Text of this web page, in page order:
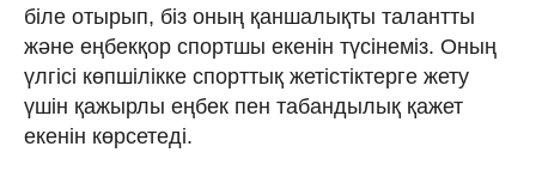
біле отырып, біз оның қаншалықты талантты
және еңбекқор спортшы екенін түсінеміз. Оның
үлгісі көпшілікке спорттық жетістіктерге жету
үшін қажырлы еңбек пен табандылық қажет
екенін көрсетеді.